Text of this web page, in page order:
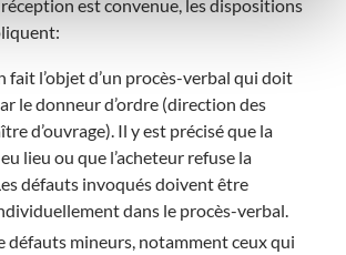
réception est convenue, les dispositions
fait l’objet d’un procès-verbal qui doit
le donneur d’ordre (direction des
d’ouvrage). Il y est précisé que la
lieu ou que l’acheteur refuse la
défauts invoqués doivent être
dans le procès-verbal.
défauts mineurs, notamment ceux qui